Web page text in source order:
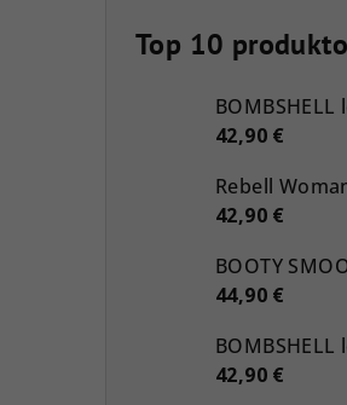
Top 10
BOMBSHELL
42,90 €
Rebell
42,90 €
BOOTY
44,90 €
BOMBSHELL
42,90 €